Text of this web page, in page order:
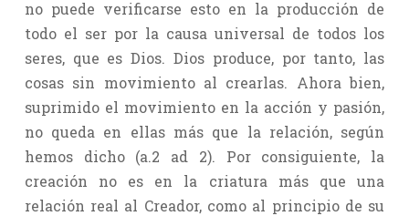
no puede verificarse esto en la producción de
todo el ser por la causa universal de todos los
seres, que es Dios. Dios produce, por tanto, las
cosas sin movimiento al crearlas. Ahora bien,
suprimido el movimiento en la acción y pasión,
no queda en ellas más que la relación, según
hemos dicho (a.2 ad 2). Por consiguiente, la
creación no es en la criatura más que una
relación real al Creador, como al principio de su